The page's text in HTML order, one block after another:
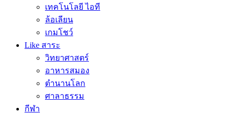
เทคโนโลยี ไอที
ล้อเลียน
เกมโชว์
Like สาระ
วิทยาศาสตร์
อาหารสมอง
ตำนานโลก
ศาลาธรรม
กีฬา